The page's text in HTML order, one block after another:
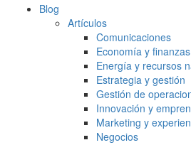
Blog
Artículos
Comunicaciones
Economía y finanzas
Energía y recursos
Estrategia y gestión
Gestión de
Innovación y
Marketing y
Negocios